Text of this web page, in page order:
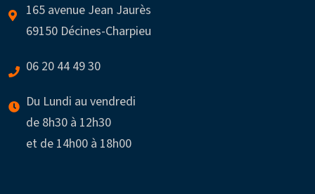
165 avenue Jean Jaurès
69150 Décines-Charpieu
06 20 44 49 30
Du Lundi au vendredi
de 8h30 à 12h30
et de 14h00 à 18h00